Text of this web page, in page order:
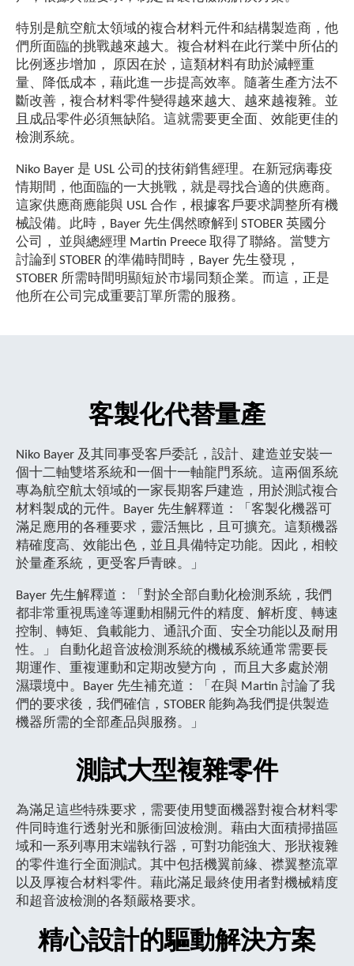
特別是航空航太領域的複合材料元件和結構製造商，他
們所面臨的挑戰越來越大。複合材料在此行業中所佔的
比例逐步增加， 原因在於，這類材料有助於減輕重
量、降低成本，藉此進一步提高效率。隨著生產方法不
斷改善，複合材料零件變得越來越大、越來越複雜。並
且成品零件必須無缺陷。這就需要更全面、效能更佳的
檢測系統。
Niko Bayer 是 USL 公司的技術銷售經理。在新冠病毒疫
情期間，他面臨的一大挑戰，就是尋找合適的供應商。
這家供應商應能與 USL 合作，根據客戶要求調整所有機
械設備。此時，Bayer 先生偶然瞭解到 STOBER 英國分
公司， 並與總經理 Martin Preece 取得了聯絡。當雙方
討論到 STOBER 的準備時間時，Bayer 先生發現，
STOBER 所需時間明顯短於市場同類企業。而這，正是
他所在公司完成重要訂單所需的服務。
客製化代替量產
Niko Bayer 及其同事受客戶委託，設計、建造並安裝一
個十二軸雙塔系統和一個十一軸龍門系統。這兩個系統
專為航空航太領域的一家長期客戶建造，用於測試複合
材料製成的元件。Bayer 先生解釋道：「客製化機器可
滿足應用的各種要求，靈活無比，且可擴充。這類機器
精確度高、效能出色，並且具備特定功能。因此，相較
於量產系統，更受客戶青睞。」
Bayer 先生解釋道：「對於全部自動化檢測系統，我們
都非常重視馬達等運動相關元件的精度、解析度、轉速
控制、轉矩、負載能力、通訊介面、安全功能以及耐用
性。」 自動化超音波檢測系統的機械系統通常需要長
期運作、重複運動和定期改變方向， 而且大多處於潮
濕環境中。Bayer 先生補充道：「在與 Martin 討論了我
們的要求後，我們確信，STOBER 能夠為我們提供製造
機器所需的全部產品與服務。」
測試大型複雜零件
為滿足這些特殊要求，需要使用雙面機器對複合材料零
件同時進行透射光和脈衝回波檢測。藉由大面積掃描區
域和一系列專用末端執行器，可對功能強大、形狀複雜
的零件進行全面測試。其中包括機翼前緣、襟翼整流罩
以及厚複合材料零件。藉此滿足最終使用者對機械精度
和超音波檢測的各類嚴格要求。
精心設計的驅動解決方案